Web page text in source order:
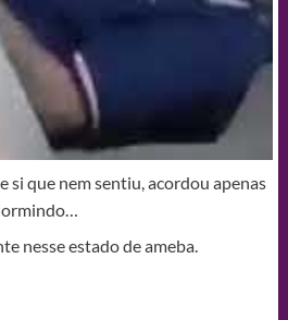
si que nem sentiu, acordou apenas
nesse estado de ameba.